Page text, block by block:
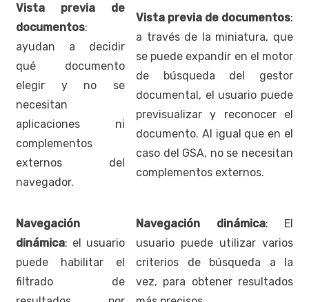
Vista previa de
documentos:
ayudan a decidir
qué documento
elegir y no se
necesitan
aplicaciones ni
complementos
externos del
navegador.
Vista previa de documentos:
a través de la miniatura, que
se puede expandir en el motor
de búsqueda del gestor
documental, el usuario puede
previsualizar y reconocer el
documento. Al igual que en el
caso del GSA, no se necesitan
complementos externos.
Navegación
dinámica: el usuario
puede habilitar el
filtrado de
Navegación dinámica: El
usuario puede utilizar varios
criterios de búsqueda a la
vez, para obtener resultados